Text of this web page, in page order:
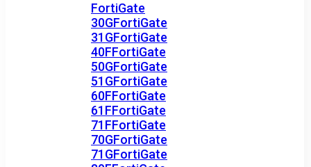
FortiGate
30GFortiGate
31GFortiGate
40FFortiGate
50GFortiGate
51GFortiGate
60FFortiGate
61FFortiGate
71FFortiGate
70GFortiGate
71GFortiGate